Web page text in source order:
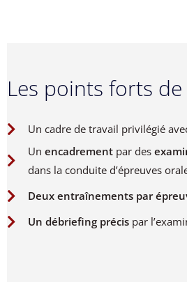
Les points forts
Un cadre de travail privilégié
Un encadrement par des
dans la conduite d’épreuves
Deux entraînements par
Un débriefing précis par